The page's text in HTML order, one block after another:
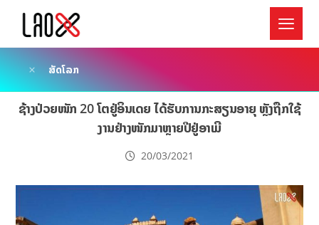
ສັດໂລກ
ຊ້າງປ່ວຍໜັກ 20 ໂຕຢູ່ອິນເດຍ ໄດ້ຮັບການກະສຽນອາຍຸ ຫຼັງຖືກໃຊ້
ງານຢ່າງໜັກມາຫຼາຍປີຢູ່ອາເມີ
20/03/2021